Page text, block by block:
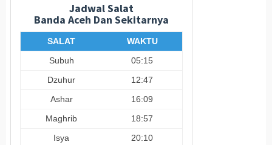
Jadwal Salat
Banda Aceh Dan Sekitarnya
SALAT
WAKTU
Subuh
05:15
Dzuhur
12:47
Ashar
16:09
Maghrib
18:57
Isya
20:10